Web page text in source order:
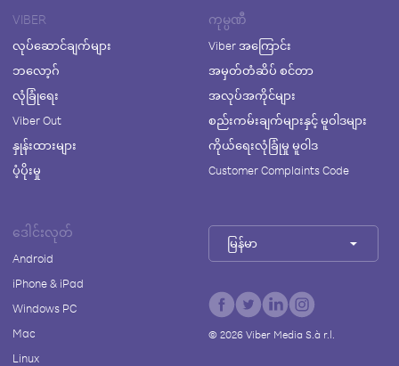
VIBER
လုပ်ဆောင်ချက်များ
ဘလော့ဂ်
လုံခြုံရေး
Viber Out
နှုန်းထားများ
ပံ့ပိုးမှု
ကုမ္ပဏီ
Viber အကြောင်း
အမှတ်တံဆိပ် စင်တာ
အလုပ်အကိုင်များ
စည်းကမ်းချက်များနှင့် မူဝါဒများ
ကိုယ်ရေးလုံခြုံမှု မူဝါဒ
Customer Complaints Code
ဒေါင်းလုတ်
Android
iPhone & iPad
Windows PC
Mac
Linux
မြန်မာ
© 2026Viber Media S.à r.l.